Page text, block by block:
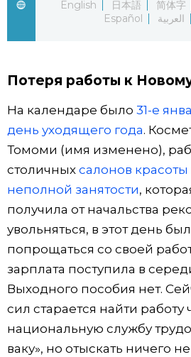
English
日本語 简体字
Español
العربية
Потеря работы к
На календаре было 31-е
день уходящего года.
Томоми (имя изменено),
столичных салонов красоты
неполной занятости,
получила от начальства
увольняться, в этот день
попрощаться со своей
зарплата поступила в
Выходного пособия нет.
сил старается найти работу
национальную службу
ваку», но отыскать ничего